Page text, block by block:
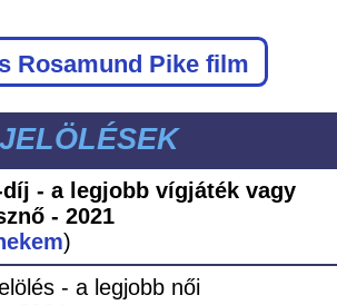
Rosamund Pike film
- a legjobb vígjáték vagy
- 2021
)
- a legjobb női